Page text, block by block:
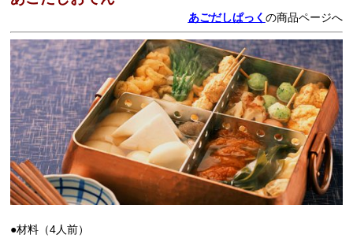
あごだしぱっく の商品ページへ
●材料（4人前）